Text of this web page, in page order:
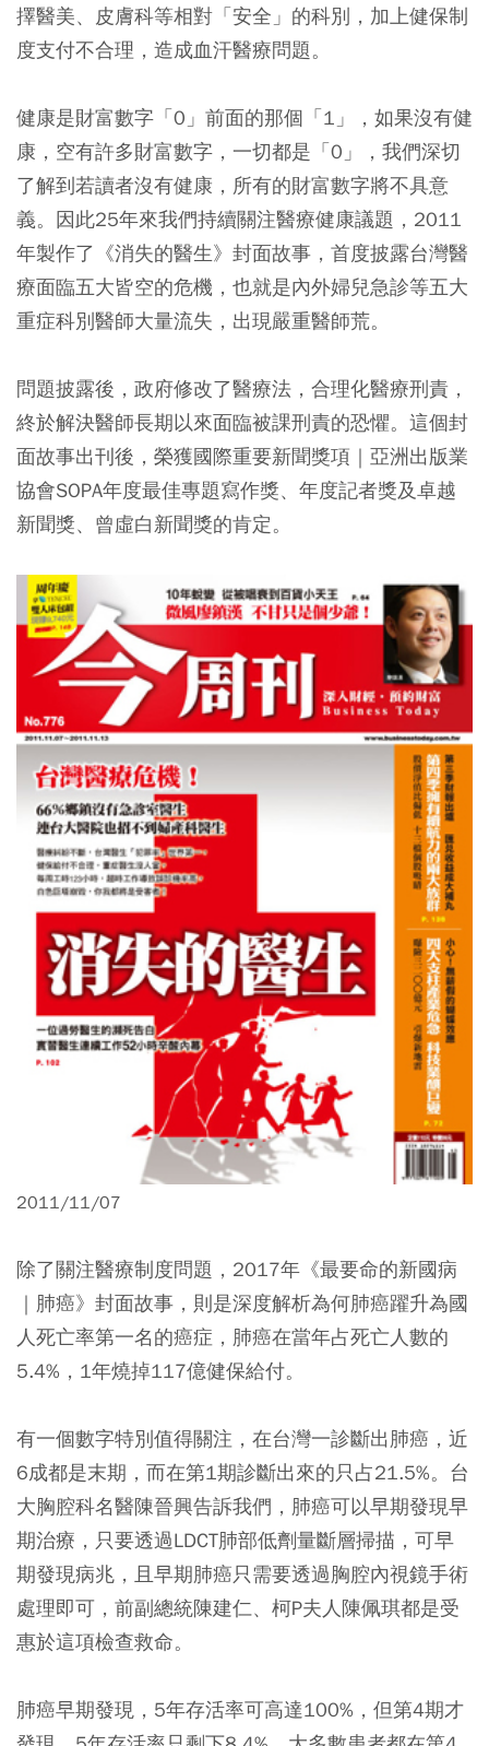
擇醫美、皮膚科等相對「安全」的科別，加上健保制
度支付不合理，造成血汗醫療問題。
健康是財富數字「0」前面的那個「1」，如果沒有健
康，空有許多財富數字，一切都是「0」，我們深切
了解到若讀者沒有健康，所有的財富數字將不具意
義。因此25年來我們持續關注醫療健康議題，2011
年製作了《消失的醫生》封面故事，首度披露台灣醫
療面臨五大皆空的危機，也就是內外婦兒急診等五大
重症科別醫師大量流失，出現嚴重醫師荒。
問題披露後，政府修改了醫療法，合理化醫療刑責，
終於解決醫師長期以來面臨被課刑責的恐懼。這個封
面故事出刊後，榮獲國際重要新聞獎項｜亞洲出版業
協會SOPA年度最佳專題寫作獎、年度記者獎及卓越
新聞獎、曾虛白新聞獎的肯定。
2011/11/07
除了關注醫療制度問題，2017年《最要命的新國病
｜肺癌》封面故事，則是深度解析為何肺癌躍升為國
人死亡率第一名的癌症，肺癌在當年占死亡人數的
5.4%，1年燒掉117億健保給付。
有一個數字特別值得關注，在台灣一診斷出肺癌，近
6成都是末期，而在第1期診斷出來的只占21.5%。台
大胸腔科名醫陳晉興告訴我們，肺癌可以早期發現早
期治療，只要透過LDCT肺部低劑量斷層掃描，可早
期發現病兆，且早期肺癌只需要透過胸腔內視鏡手術
處理即可，前副總統陳建仁、柯P夫人陳佩琪都是受
惠於這項檢查救命。
肺癌早期發現，5年存活率可高達100%，但第4期才